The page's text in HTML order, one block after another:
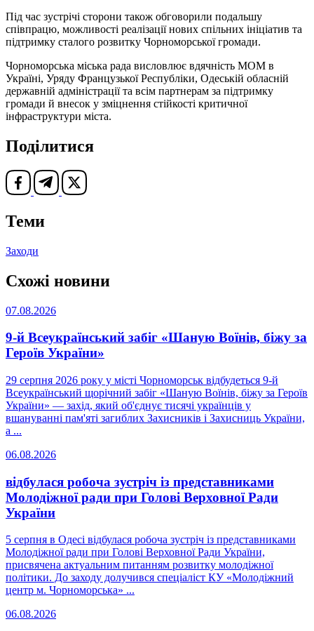
Під час зустрічі сторони також обговорили подальшу
співпрацю, можливості реалізації нових спільних ініціатив та
підтримку сталого розвитку Чорноморської громади.
Чорноморська міська рада висловлює вдячність МОМ в
Україні, Уряду Французької Республіки, Одеській обласній
державній адміністрації та всім партнерам за підтримку
громади й внесок у зміцнення стійкості критичної
інфраструктури міста.
Поділитися
Теми
Заходи
Схожі новини
07.08.2026
9-й Всеукраїнський забіг «Шаную Воїнів, біжу за
Героїв України»
29 серпня 2026 року у місті Чорноморськ відбудеться 9-й
Всеукраїнський щорічний забіг «Шаную Воїнів, біжу за Героїв
України» — захід, який об'єднує тисячі українців у
вшануванні пам'яті загиблих Захисників і Захисниць України,
а ...
06.08.2026
відбулася робоча зустріч із представниками
Молодіжної ради при Голові Верховної Ради
України
5 серпня в Одесі відбулася робоча зустріч із представниками
Молодіжної ради при Голові Верховної Ради України,
присвячена актуальним питанням розвитку молодіжної
політики. До заходу долучився спеціаліст КУ «Молодіжний
центр м. Чорноморська» ...
06.08.2026